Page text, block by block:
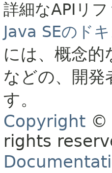
詳細なAPIリ
Java SEのド
には、概念的
などの、開
す。
Copyright ©
rights